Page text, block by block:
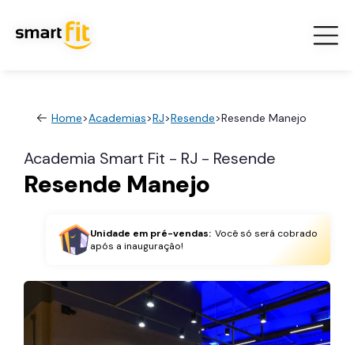
Home>Academias>RJ>Resende>Resende Manejo
Academia Smart Fit - RJ - Resende
Resende Manejo
Unidade em pré-vendas: Você só será cobrado
após a inauguração!